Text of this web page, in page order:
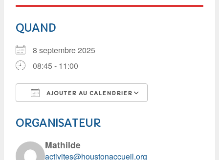
QUAND
8 septembre 2025
08:45 - 11:00
AJOUTER AU CALENDRIER
ORGANISATEUR
Mathilde
activites@houstonaccueil.org